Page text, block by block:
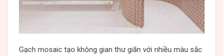
Gạch mosaic tạo không gian thư giãn với nhiều màu sắc